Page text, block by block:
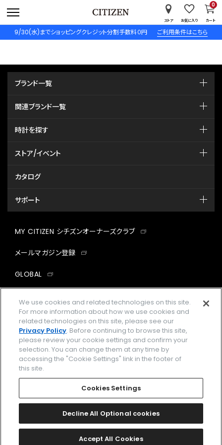
9/30(水)までショッピングクレジット分割手数料０円 ご利用条件はこちら
ストア お気に入り カート
0
ブランド一覧
関連ブランド一覧
時計を探す
ストア/イベント
カタログ
サポート
MY CITIZEN シチズンオーナーズクラブ
メールマガジン登録
GLOBAL
facebookinstagramtwitter
企業情報 ご利用規約
プライバシーポリシー Cookies Settings
Amazon PayはAmazon.com, Inc.またはその関連会社の商標です。
2026 CITIZEN WATCH CO., LTD.
We use cookies and related technologies on this site.
For more information about how we use cookies and
related technologies on this site, please see our
Privacy Policy. Before continuing to browse this site,
please review your cookie settings and confirm your
selection. You can change them at any time by
accessing the "Cookie Settings" link in the footer of
this site.
Cookies Settings
Decline All Optional cookies
Accept All Cookies